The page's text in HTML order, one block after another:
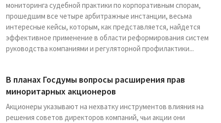
мониторинга судебной практики по корпоративным спорам,
прошедшим все четыре арбитражные инстанции, весьма
интересные кейсы, которым, как представляется, найдется
эффективное применение в области реформирования систем
руководства компаниями и регуляторной профилактики...
В планах Госдумы вопросы расширения прав
миноритарных акционеров
Акционеры указывают на нехватку инструментов влияния на
решения советов директоров компаний, чьи акции они